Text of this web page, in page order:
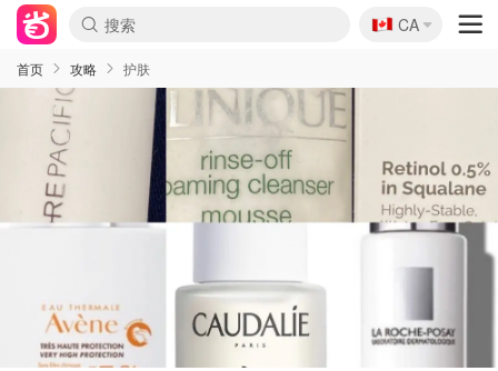
🇨🇦
CA
首页 攻略 护肤